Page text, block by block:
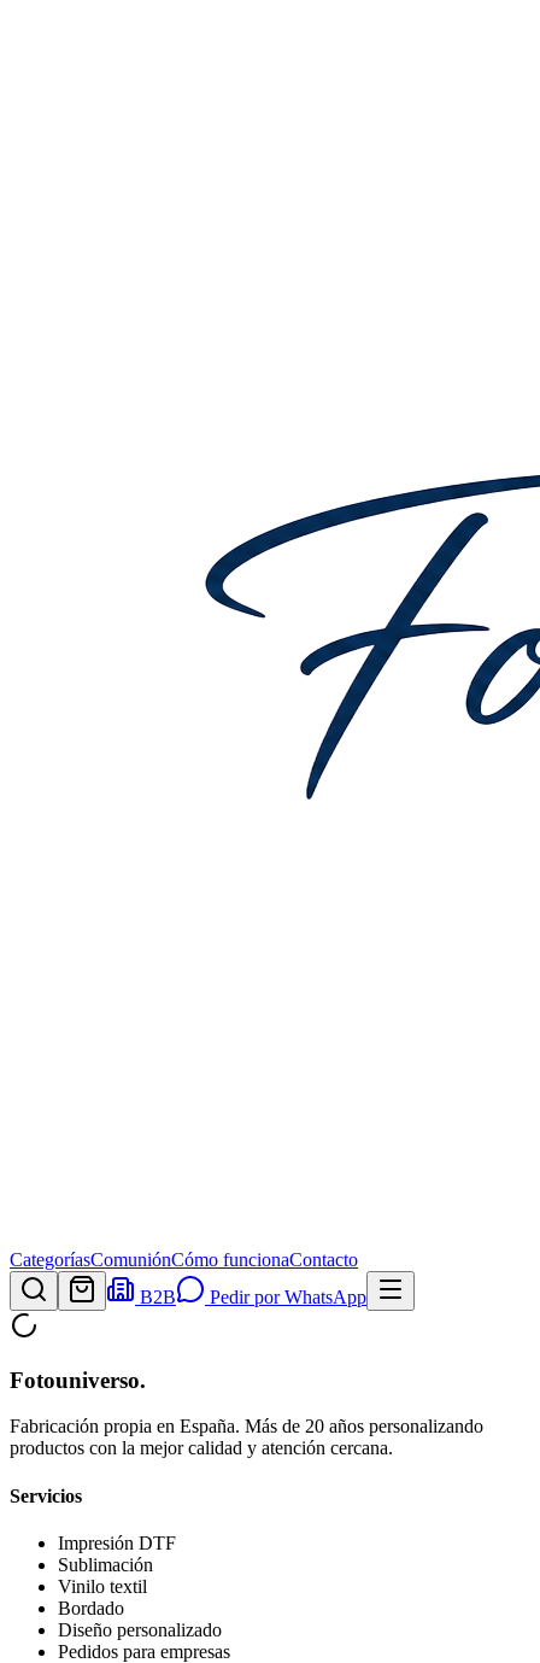
CategoríasComuniónCómo funcionaContacto
B2B
Pedir por WhatsApp
Fotouniverso.
Fabricación propia en España. Más de 20 años personalizando
productos con la mejor calidad y atención cercana.
Servicios
Impresión DTF
Sublimación
Vinilo textil
Bordado
Diseño personalizado
Pedidos para empresas